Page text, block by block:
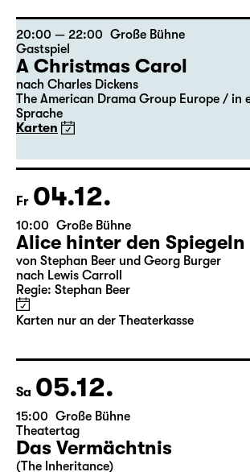
Regie: Stephan Beer
Karten nur an der Theaterkasse
20:00 — 22:00 Große Bühne
Gastspiel
A Christmas Carol
The American Drama Group Europe / in
Karten
Fr 04.12.
10:00 Große Bühne
Alice hinter den Spiegeln
von Stephan Beer und Georg Burger
Karten nur an der Theaterkasse
Sa 05.12.